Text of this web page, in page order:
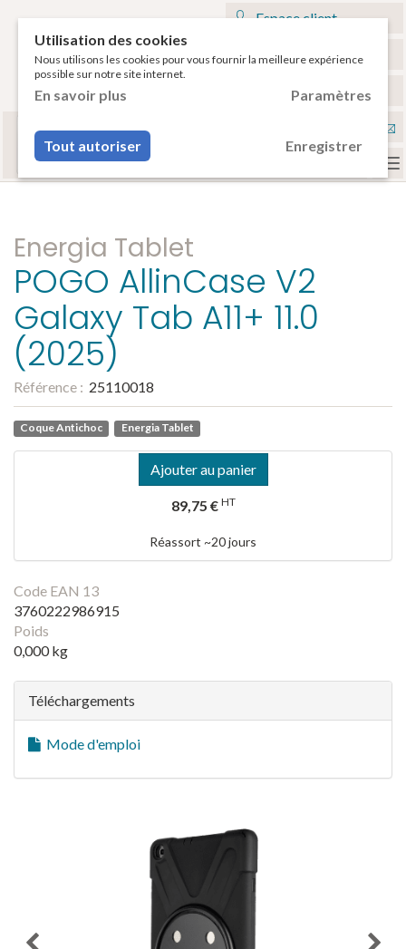
ou votre smartphone pour voir vos accessoires
compatibles.
Espace client
Mon panier
Français
Energia Tablet
POGO AllinCase V2
Galaxy Tab A11+ 11.0
(2025)
Référence : 25110018
Coque Antichoc Energia Tablet
Ajouter au panier
89,75 € HT
Réassort ~20 jours
Code EAN 13
3760222986915
Poids
0,000 kg
Téléchargements
Mode d'emploi
Utilisation des cookies
Nous utilisons les cookies pour vous fournir la meilleure expérience
possible sur notre site internet.
En savoir plus Paramètres
Tout autoriser Enregistrer